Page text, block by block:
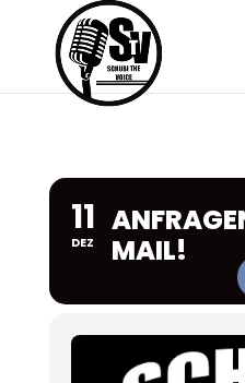
11
DEZ
MAIL!